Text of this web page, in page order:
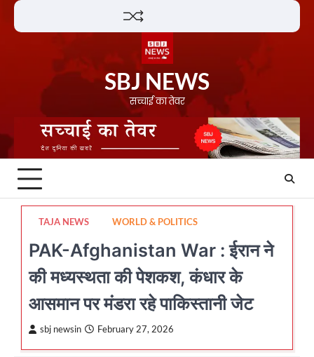
Skip
SBJ NEWS
सच्चाई का तेवर
TAJA NEWS WORLD & POLITICS
PAK-Afghanistan War : ईरान ने
की मध्यस्थता की पेशकश, कंधार के
आसमान पर मंडरा रहे पाकिस्तानी जेट
sbj newsin February 27, 2026